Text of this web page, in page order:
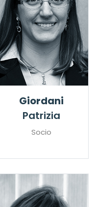
Giordani
Patrizia
Socio